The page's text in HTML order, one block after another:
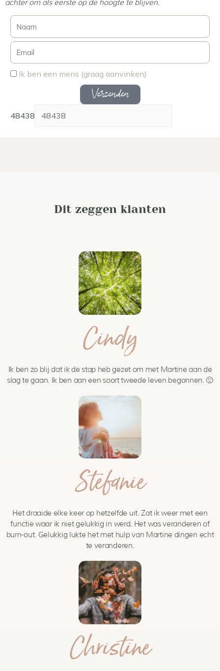
achter om als eerste op de hoogte te blijven.
Ik ben een mens (graag aanvinken)
Verzenden
48438
Dit zeggen klanten
Cindy
Ik ben zo blij dat ik de stap heb gezet om met Martine aan de
slag te gaan. Ik ben aan een soort tweede leven begonnen. 🙂
Stefanie
Het draaide elke keer op hetzelfde uit. Zat ik weer met een
functie waar ik niet gelukkig in werd. Het was veranderen of
burn-out. Gelukkig lukte het met hulp van Martine dingen echt
te veranderen.
Christine